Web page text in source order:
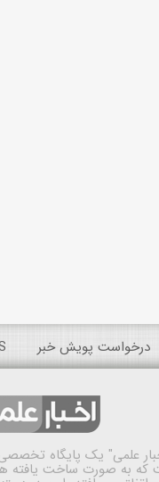
درخواست پویش خبر
علمی" یک پایگاه
که به صورت ساخت یافته